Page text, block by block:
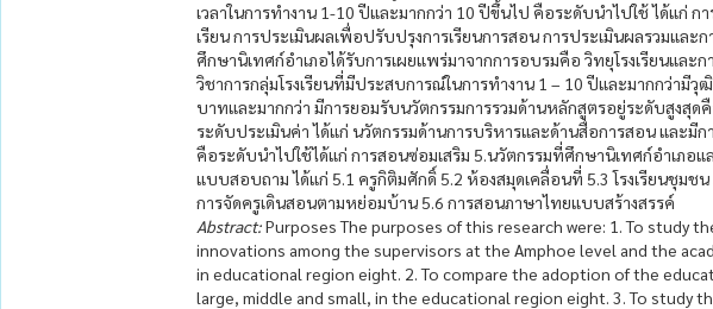
เวลาในการทำงาน 1-10 ปีและมากกว่า 10 ปีขึ้นไป คือระดับนำไปใช้ ได้แก่ ก
เรียน การประเมินผลเพื่อปรับปรุงการเรียนการสอน การประเมินผลรวมและ
ศึกษานิเทศก์อำเภอได้รับการเผยแพร่มาจากการอบรมคือ วิทยุโรงเรียนและ
วิชาการกลุ่มโรงเรียนที่มีประสบการณ์ในการทำงาน 1 – 10 ปีและมากกว่ามี
บาทและมากกว่า มีการยอมรับนวัตกรรมการรวมด้านหลักสูตรอยู่ระดับสูงสุ
ระดับประเมินค่า ได้แก่ นวัตกรรมด้านการบริหารและด้านสื่อการสอน และมี
คือระดับนำไปใช้ได้แก่ การสอนซ่อมเสริม 5.นวัตกรรมที่ศึกษานิเทศก์อำเภอแ
แบบสอบถาม ได้แก่ 5.1 ครูกิติมศักดิ์ 5.2 ห้องสมุดเคลื่อนที่ 5.3 โรงเรียนชุมช
การจัดครูเดินสอนตามหย่อมบ้าน 5.6 การสอนภาษาไทยแบบสร้างสรรค์
Abstract:Purposes The purposes of this research were: 1. To study
innovations among the supervisors at the Amphoe level and the
in educational region eight. 2. To compare the adoption of the
large, middle and small, in the educational region eight. 3. To study